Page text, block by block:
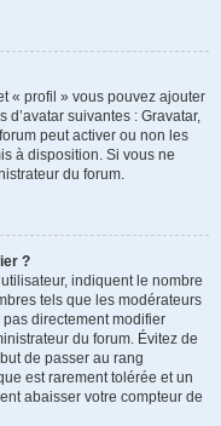
« profil » vous pouvez ajouter
d’avatar suivantes : Gravatar,
peut activer ou non les
à disposition. Si vous ne
du forum.
?
indiquent le nombre
tels que les modérateurs
directement modifier
du forum. Évitez de
de passer au rang
est rarement tolérée et un
abaisser votre compteur de